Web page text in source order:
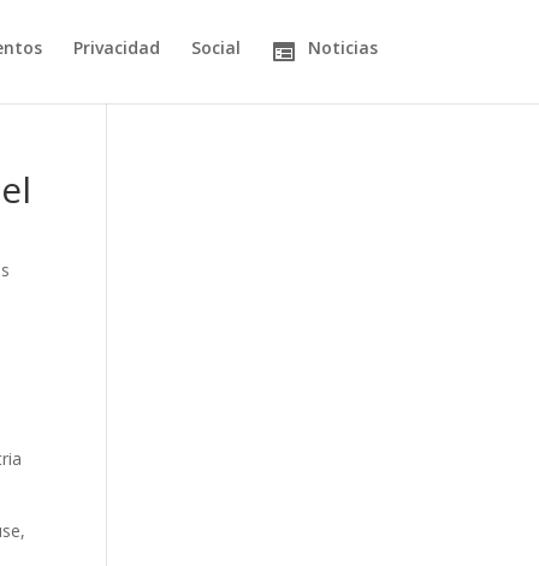
Privacidad Social Noticias